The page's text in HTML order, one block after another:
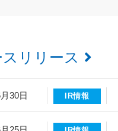
リリース
30日 IR情報